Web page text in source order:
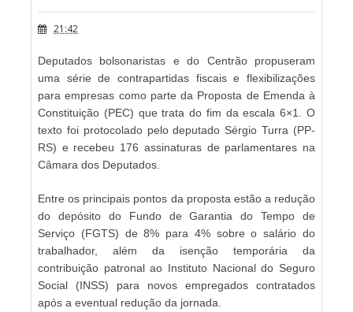
21:42
Deputados bolsonaristas e do Centrão propuseram
uma série de contrapartidas fiscais e flexibilizações
para empresas como parte da Proposta de Emenda à
Constituição (PEC) que trata do fim da escala 6×1. O
texto foi protocolado pelo deputado Sérgio Turra (PP-
RS) e recebeu 176 assinaturas de parlamentares na
Câmara dos Deputados.
Entre os principais pontos da proposta estão a redução
do depósito do Fundo de Garantia do Tempo de
Serviço (FGTS) de 8% para 4% sobre o salário do
trabalhador, além da isenção temporária da
contribuição patronal ao Instituto Nacional do Seguro
Social (INSS) para novos empregados contratados
após a eventual redução da jornada.